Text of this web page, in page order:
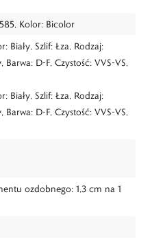
Kolor: Bicolor
Biały, Szlif: Łza, Rodzaj:
D-F, Czystość: VVS-VS,
Biały, Szlif: Łza, Rodzaj:
D-F, Czystość: VVS-VS,
ozdobnego: 1,3 cm na 1